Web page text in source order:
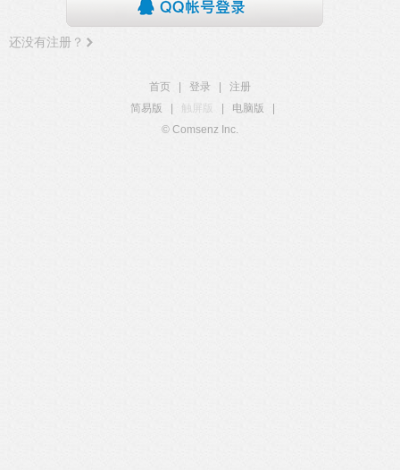
还没有注册？
首页 登录
注册
简易版
触屏版 电脑版
© Comsenz Inc.